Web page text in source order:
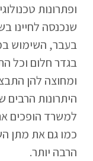
שנכנסה לחיינו
בגדר חלום וכל
ומחוצה להן
למשרד הופכים
כמו גם את מתן
הרבה יותר.